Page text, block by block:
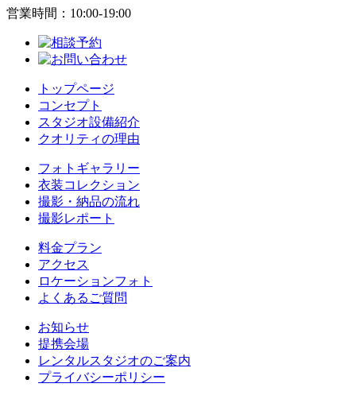
営業時間：10:00-19:00
トップページ
コンセプト
スタジオ設備紹介
クオリティの理由
フォトギャラリー
衣装コレクション
撮影・納品の流れ
撮影レポート
料金プラン
アクセス
ロケーションフォト
よくあるご質問
お知らせ
提携会場
レンタルスタジオのご案内
プライバシーポリシー